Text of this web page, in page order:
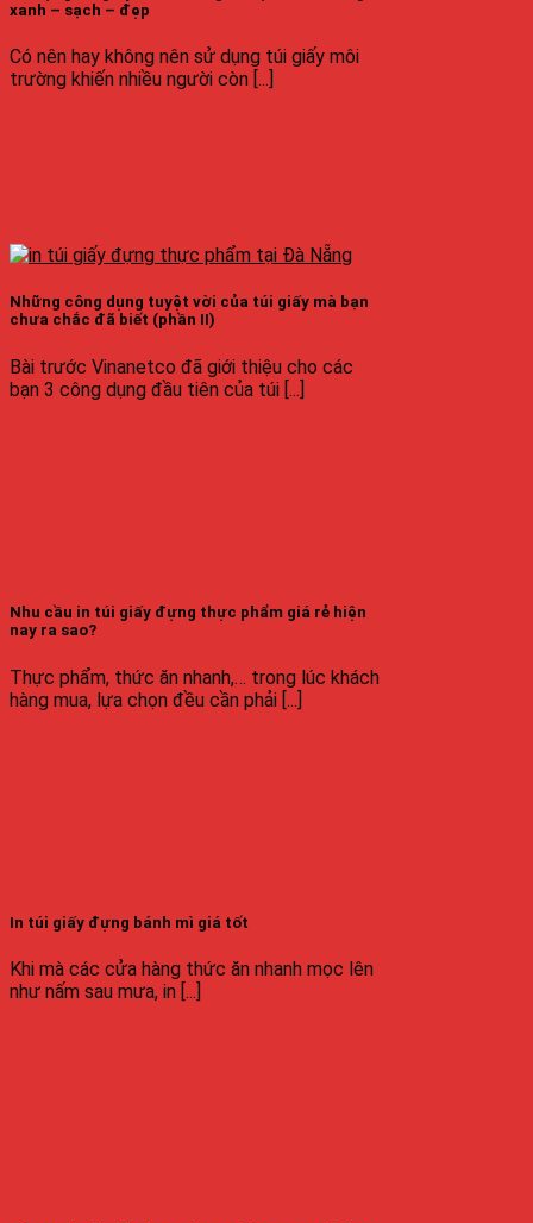
xanh – sạch – đẹp
Có nên hay không nên sử dụng túi giấy môi
trường khiến nhiều người còn [...]
Những công dụng tuyệt vời của túi giấy mà bạn
chưa chắc đã biết (phần II)
Bài trước Vinanetco đã giới thiệu cho các
bạn 3 công dụng đầu tiên của túi [...]
Nhu cầu in túi giấy đựng thực phẩm giá rẻ hiện
nay ra sao?
Thực phẩm, thức ăn nhanh,… trong lúc khách
hàng mua, lựa chọn đều cần phải [...]
In túi giấy đựng bánh mì giá tốt
Khi mà các cửa hàng thức ăn nhanh mọc lên
như nấm sau mưa, in [...]